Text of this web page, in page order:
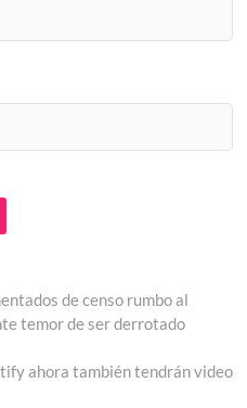
de censo rumbo al
temor de ser derrotado
ahora también tendrán video